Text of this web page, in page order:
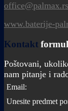
office@palmax.rs
www.baterije-
Kontakt
Poštovani,
nam pitanje i
Email:
Unesite predmet